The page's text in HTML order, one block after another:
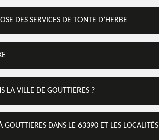
DES SERVICES DE TONTE D’HERBE
LA VILLE DE GOUTTIERES ?
GOUTTIERES DANS LE 63390 ET LES LOCALITÉS